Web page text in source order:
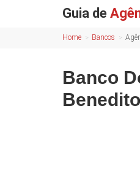
Guia de
Home Bancos
Banco